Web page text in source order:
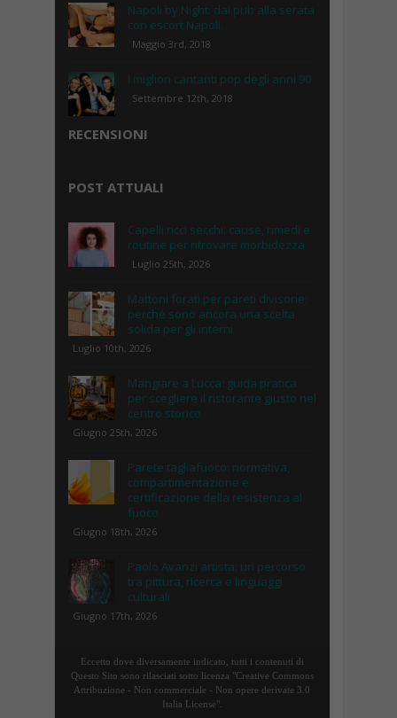
Napoli by Night: dai pub alla serata
con escort Napoli.
Maggio 3rd, 2018
I migliori cantanti pop degli anni 90
Settembre 12th, 2018
RECENSIONI
POST ATTUALI
Capelli ricci secchi: cause, rimedi e
routine per ritrovare morbidezza
Luglio 25th, 2026
Mattoni forati per pareti divisorie:
perché sono ancora una scelta
solida per gli interni
Luglio 10th, 2026
Mangiare a Lucca: guida pratica
per scegliere il ristorante giusto nel
centro storico
Giugno 25th, 2026
Parete tagliafuoco: normativa,
compartimentazione e
certificazione della resistenza al
fuoco
Giugno 18th, 2026
Paolo Avanzi artista: un percorso
tra pittura, ricerca e linguaggi
culturali
Giugno 17th, 2026
Eccetto dove diversamente indicato, tutti i contenuti di
Questo Sito sono rilasciati sotto licenza "Creative Commons
Attribuzione - Non commerciale - Non opere derivate 3.0
Italia License".